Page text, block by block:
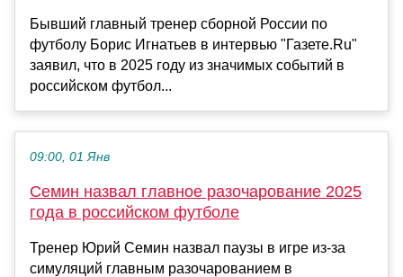
Бывший главный тренер сборной России по
футболу Борис Игнатьев в интервью "Газете.Ru"
заявил, что в 2025 году из значимых событий в
российском футбол...
09:00, 01 Янв
Семин назвал главное разочарование 2025
года в российском футболе
Тренер Юрий Семин назвал паузы в игре из-за
симуляций главным разочарованием в